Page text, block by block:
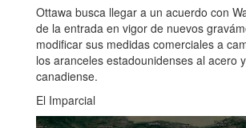
Ottawa busca llegar a un acuerdo con
de la entrada en vigor de nuevos
modificar sus medidas comerciales a
los aranceles estadounidenses al acero
canadiense.
El Imparcial